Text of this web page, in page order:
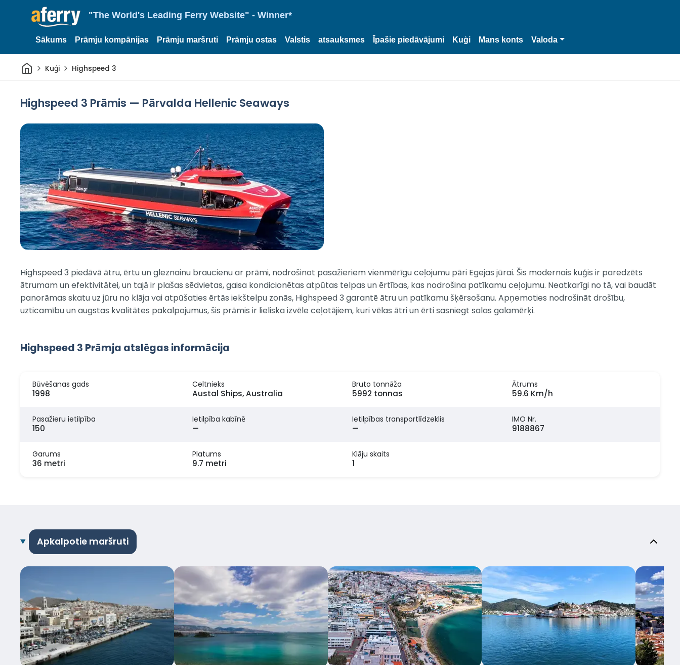
"The World's Leading Ferry Website" - Winner*
Sākums Prāmju kompānijas Prāmju maršruti Prāmju ostas Valstis atsauksmes Īpašie piedāvājumi Kuģi Mans konts Valoda
Sākums
Kuģi Highspeed 3
Highspeed 3 Prāmis — Pārvalda Hellenic Seaways
Highspeed 3 piedāvā ātru, ērtu un gleznainu braucienu ar prāmi, nodrošinot pasažieriem vienmērīgu ceļojumu pāri Egejas jūrai. Šis modernais kuģis ir paredzēts
ātrumam un efektivitātei, un tajā ir plašas sēdvietas, gaisa kondicionētas atpūtas telpas un ērtības, kas nodrošina patīkamu ceļojumu. Neatkarīgi no tā, vai baudāt
panorāmas skatu uz jūru no klāja vai atpūšaties ērtās iekštelpu zonās, Highspeed 3 garantē ātru un patīkamu šķērsošanu. Apņemoties nodrošināt drošību,
uzticamību un augstas kvalitātes pakalpojumus, šis prāmis ir lieliska izvēle ceļotājiem, kuri vēlas ātri un ērti sasniegt salas galamērķi.
Highspeed 3 Prāmja atslēgas informācija
Būvēšanas gads
1998
Celtnieks
Austal Ships, Australia
Bruto tonnāža
5992 tonnas
Ātrums
59.6 Km/h
Pasažieru ietilpība
150
Ietilpība kabīnē
—
Ietilpības transportlīdzeklis
—
IMO Nr.
9188867
Garums
36 metri
Platums
9.7 metri
Klāju skaits
1
Apkalpotie maršruti